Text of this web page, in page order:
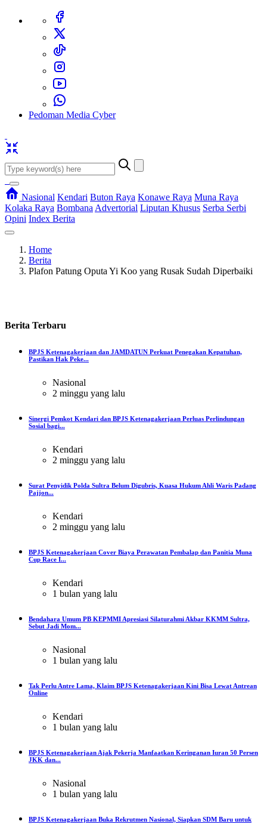
Pedoman Media Cyber
Nasional Kendari Buton Raya Konawe Raya Muna Raya
Kolaka Raya Bombana Advertorial Liputan Khusus Serba Serbi
Opini Index Berita
Home
Berita
Plafon Patung Oputa Yi Koo yang Rusak Sudah Diperbaiki
Berita Terbaru
BPJS Ketenagakerjaan dan JAMDATUN Perkuat Penegakan Kepatuhan,
Pastikan Hak Peke...
Nasional
2 minggu yang lalu
Sinergi Pemkot Kendari dan BPJS Ketenagakerjaan Perluas Perlindungan
Sosial bagi...
Kendari
2 minggu yang lalu
Surat Penyidik Polda Sultra Belum Digubris, Kuasa Hukum Ahli Waris Padang
Pajjon...
Kendari
2 minggu yang lalu
BPJS Ketenagakerjaan Cover Biaya Perawatan Pembalap dan Panitia Muna
Cup Race I...
Kendari
1 bulan yang lalu
Bendahara Umum PB KEPMMI Apresiasi Silaturahmi Akbar KKMM Sultra,
Sebut Jadi Mom...
Nasional
1 bulan yang lalu
Tak Perlu Antre Lama, Klaim BPJS Ketenagakerjaan Kini Bisa Lewat Antrean
Online
Kendari
1 bulan yang lalu
BPJS Ketenagakerjaan Ajak Pekerja Manfaatkan Keringanan Iuran 50 Persen
JKK dan...
Nasional
1 bulan yang lalu
BPJS Ketenagakerjaan Buka Rekrutmen Nasional, Siapkan SDM Baru untuk